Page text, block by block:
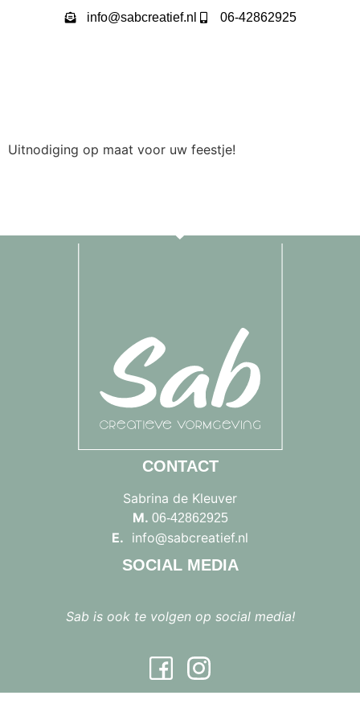
info@sabcreatief.nl 06-42862925
Uitnodiging op maat voor uw feestje!
CONTACT
Sabrina de Kleuver
M. 06-42862925
E. info@sabcreatief.nl
SOCIAL MEDIA
Sab is ook te volgen op social media!